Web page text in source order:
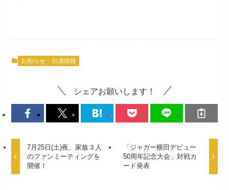
お知らせ・出演情報
シェアお願いします！
7月25日(土)夜、家族３人
のファンミーティングを
開催！
「ジャガー横田デビュー
50周年記念大会」対戦カ
ード発表